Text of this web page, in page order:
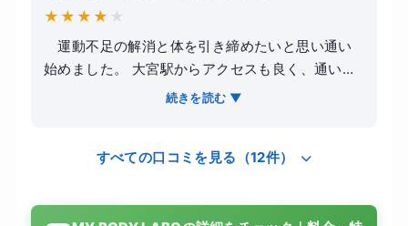
★ ★ ★ ★ ★
運動不足の解消と体を引き締めたいと思い通い
始めました。 大宮駅からアクセスも良く、通いや
すい立地だったのが決め手です。 トレーナーの方
い込む感じではなく、自分のペースに合わせて進
ける中で、体のラインが少しずつ変わってきたの
続きを読む ▼
すべての口コミを見る（12件）